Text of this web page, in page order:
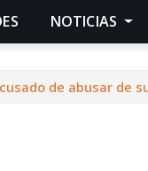
NOTICIAS
de abusar de